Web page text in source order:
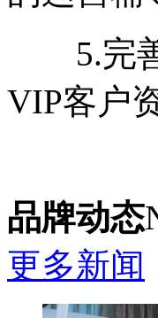
5.完善
VIP客户
品牌动态
更多新闻